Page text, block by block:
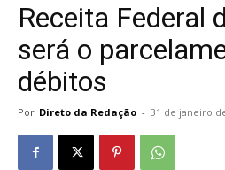
Receita Federal
será o
débitos
Por Direto da Redação - 31 de janeiro